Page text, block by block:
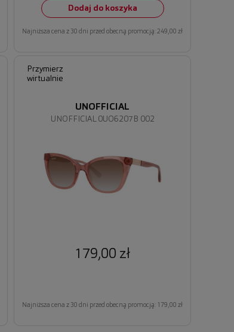
Dodaj do koszyka
Najniższa cena z 30 dni przed obecną promocją: 249,00 zł
Przymierz
wirtualnie
UNOFFICIAL 0UO6207B 002
UNOFFICIAL
179,00 zł
Najniższa cena z 30 dni przed obecną promocją: 179,00 zł